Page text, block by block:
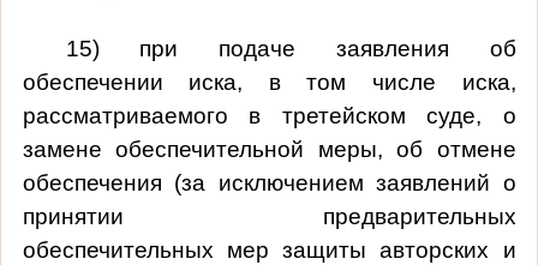
15) при подаче заявления об
обеспечении иска, в том числе иска,
рассматриваемого в третейском суде, о
замене обеспечительной меры, об отмене
обеспечения (за исключением заявлений о
принятии предварительных
обеспечительных мер защиты авторских и